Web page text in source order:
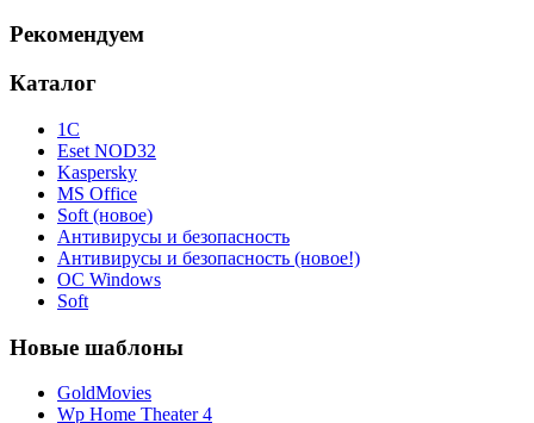
Рекомендуем
Каталог
1С
Eset NOD32
Kaspersky
MS Office
Soft (новое)
Антивирусы и безопасность
Антивирусы и безопасность (новое!)
ОС Windows
Soft
Новые шаблоны
GoldMovies
Wp Home Theater 4